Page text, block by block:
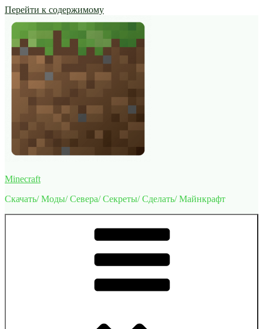
Перейти к содержимому
Minecraft
Скачать/ Моды/ Севера/ Секреты/ Сделать/ Майнкрафт